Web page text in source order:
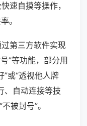
速自摸等操作，
。
第三方软件实现
”等功能，部分用
”或“透视他人牌
、自动连接等技
被封号”。